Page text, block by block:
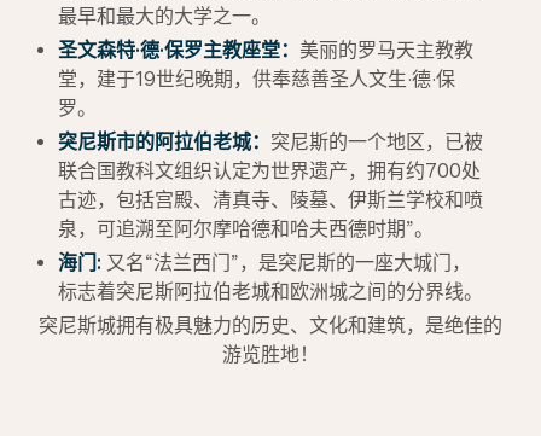
最早和最大的大学之一。
圣文森特·德·保罗主教座堂： 美丽的罗马天主教教
堂，建于19世纪晚期，供奉慈善圣人文生·德·保
罗。
突尼斯市的阿拉伯老城： 突尼斯的一个地区，已被
联合国教科文组织认定为世界遗产，拥有约700处
古迹，包括宫殿、清真寺、陵墓、伊斯兰学校和喷
泉，可追溯至阿尔摩哈德和哈夫西德时期”。
海门: 又名“法兰西门”，是突尼斯的一座大城门，
标志着突尼斯阿拉伯老城和欧洲城之间的分界线。
突尼斯城拥有极具魅力的历史、文化和建筑，是绝佳的
游览胜地！